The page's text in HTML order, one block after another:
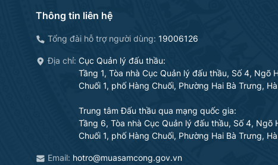
Thông tin liên hệ
Tổng đài hỗ trợ người dùng: 19006126
Địa chỉ: Cục Quản lý đấu thầu:
Tầng 1, Tòa nhà Cục Quản lý đấu thầu, Số 4, Ngõ
Chuối 1, phố Hàng Chuối, Phường Hai Bà Trưng,
Trung tâm Đấu thầu qua mạng quốc gia:
Tầng 6, Tòa nhà Cục Quản lý đấu thầu, Số 4, Ngõ
Chuối 1, phố Hàng Chuối, Phường Hai Bà Trưng,
Email: hotro@muasamcong.gov.vn